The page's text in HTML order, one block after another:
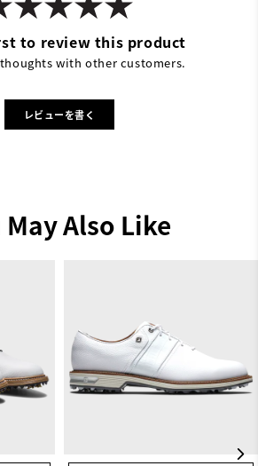
to review this product
with other customers.
レビューを書く
May Also Like